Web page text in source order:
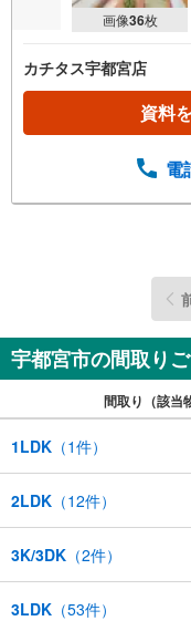
画像36枚
カチタス宇都宮店
資料
電
宇都宮市の間取り
間取り（該当
1LDK （1件）
2LDK （12件）
3K/3DK （2件）
3LDK （53件）